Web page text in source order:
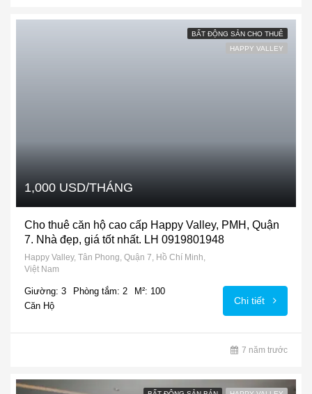
BẤT ĐỘNG SẢN CHO THUÊ
HAPPY VALLEY
1,000 USD/THÁNG
Cho thuê căn hộ cao cấp Happy Valley, PMH, Quận
7. Nhà đẹp, giá tốt nhất. LH 0919801948
Happy Valley, Tân Phong, Quận 7, Hồ Chí Minh,
Việt Nam
Giường: 3 Phòng tắm: 2
M²: 100
Căn Hộ
Chi tiết
7 năm trước